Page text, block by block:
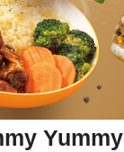
Yummy